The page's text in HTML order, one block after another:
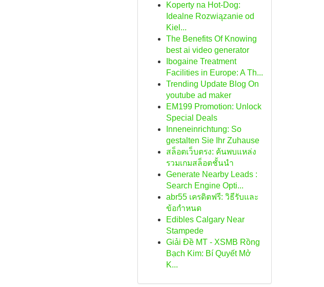
Koperty na Hot-Dog:
Idealne Rozwiązanie od
Kiel...
The Benefits Of Knowing
best ai video generator
Ibogaine Treatment
Facilities in Europe: A Th...
Trending Update Blog On
youtube ad maker
EM199 Promotion: Unlock
Special Deals
Inneneinrichtung: So
gestalten Sie Ihr Zuhause
สล็อตเว็บตรง: ค้นพบแหล่ง
รวมเกมสล็อตชั้นนำ
Generate Nearby Leads :
Search Engine Opti...
abr55 เครดิตฟรี: วิธีรับและ
ข้อกำหนด
Edibles Calgary Near
Stampede
Giải Đề MT - XSMB Rồng
Bạch Kim: Bí Quyết Mở
K...